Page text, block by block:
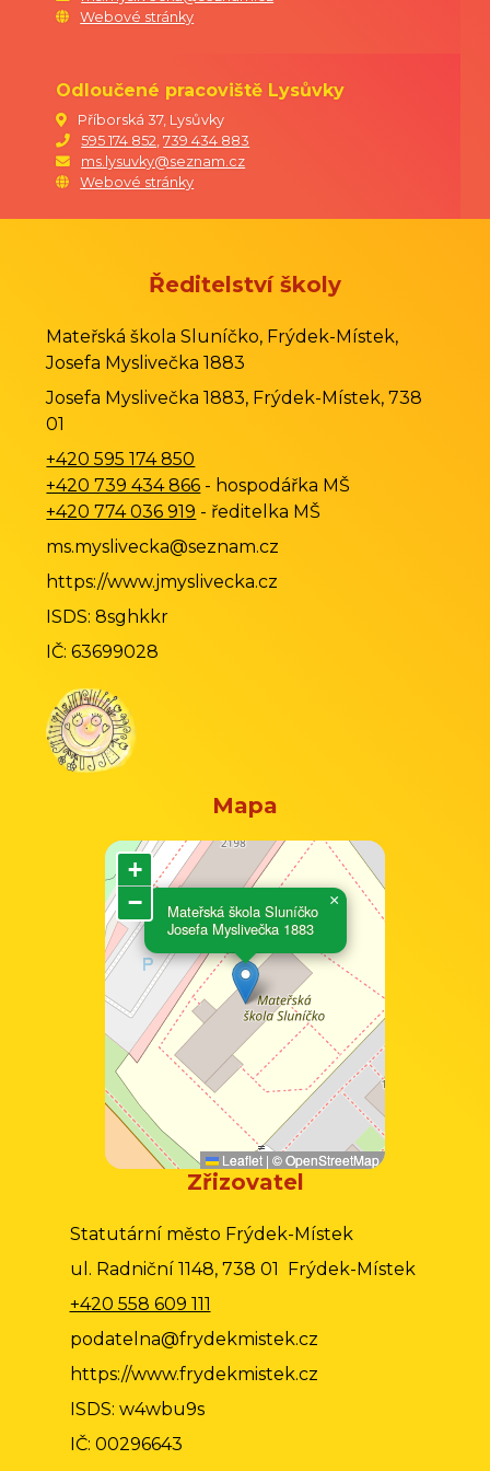
Webové stránky
Odloučené pracoviště Lysůvky
Příborská 37, Lysůvky
595 174 852 ,739 434 883
ms.lysuvky@seznam.cz
Webové stránky
Ředitelství školy
Mateřská škola Sluníčko, Frýdek-Místek,
Josefa Myslivečka 1883
Josefa Myslivečka 1883, Frýdek-Místek, 738
01
+420 595 174 850
+420 739 434 866 - hospodářka MŠ
+420 774 036 919 - ředitelka MŠ
ms.myslivecka@seznam.cz
https://www.jmyslivecka.cz
ISDS: 8sghkkr
IČ: 63699028
Mapa
Mateřská škola Sluníčko
Josefa Myslivečka 1883
×
+
−
Leaflet | ©OpenStreetMap
Zřizovatel
Statutární město Frýdek-Místek
ul. Radniční 1148, 738 01 Frýdek-Místek
+420 558 609 111
podatelna@frydekmistek.cz
https://www.frydekmistek.cz
ISDS: w4wbu9s
IČ: 00296643